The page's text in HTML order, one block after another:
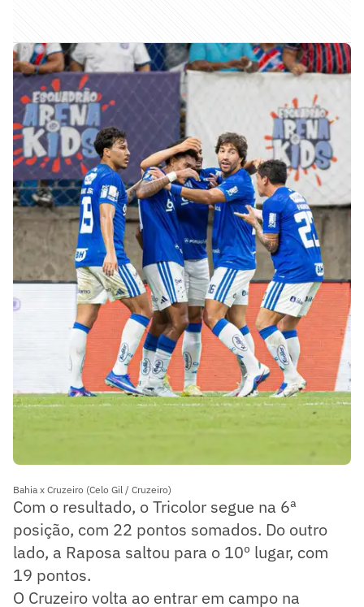
Bahia x Cruzeiro (Celo Gil / Cruzeiro)
Com o resultado, o Tricolor segue na 6ª
posição, com 22 pontos somados. Do outro
lado, a Raposa saltou para o 10º lugar, com
19 pontos.
O Cruzeiro volta ao entrar em campo na